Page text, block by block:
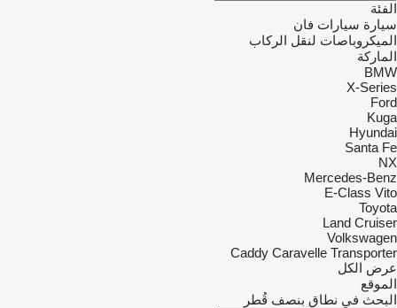
الفئة
سيارة سيارات فان
الميكروباصات لنقل الركاب
الماركة
BMW
X-Series
Ford
Kuga
Hyundai
Santa Fe
NX
Mercedes-Benz
E-Class Vito
Toyota
Land Cruiser
Volkswagen
Caddy Caravelle Transporter
عرض الكل
الموقع
البحث في نطاق بنصف قُطر